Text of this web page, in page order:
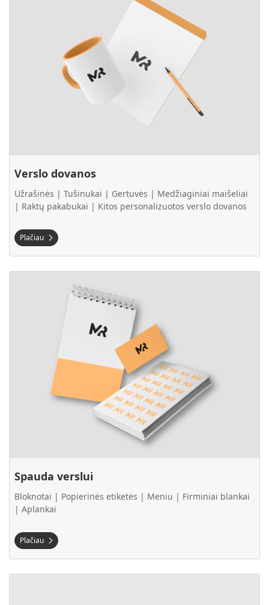
Verslo dovanos
Užrašinės | Tušinukai | Gertuvės | Medžiaginiai maišeliai
| Raktų pakabukai | Kitos personalizuotos verslo dovanos
Plačiau
Spauda verslui
Bloknotai | Popierinės etiketės | Meniu | Firminiai blankai
| Aplankai
Plačiau